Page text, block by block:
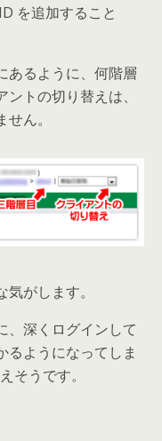
を追加すること
あるように、何階層
トの切り替えは、
ん。
がします。
、深くログインして
るようになってしま
そうです。